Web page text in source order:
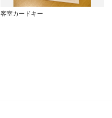
客室カードキー